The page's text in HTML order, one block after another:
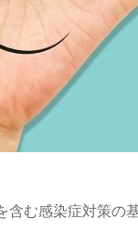
含む感染症対策の